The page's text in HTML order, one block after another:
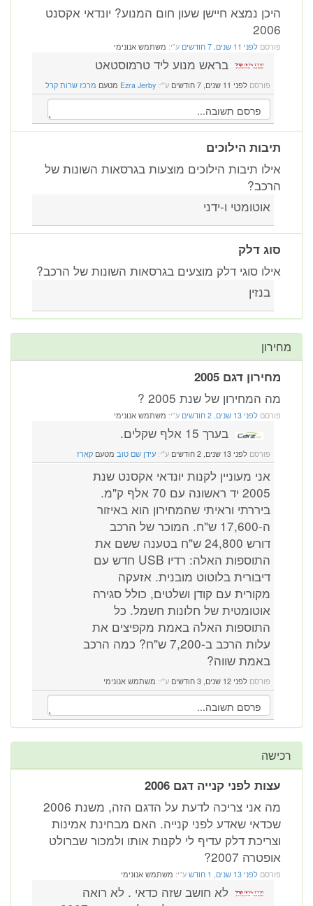
היכן נמצא חיישן שעון חום המנוע? יונדאי אקסנט
2006
פורסם לפני 11 שנים, 7 חודשים ע"י: משתמש אנונימי
בראש מנוע ליד טרמוסטאט
פורסם לפני 11 שנים, 7 חודשים ע"י: Ezra Jerby מטעם מרכז שרות קרל
תיבות הילוכים
אילו תיבות הילוכים מוצעות בגרסאות השונות של
הרכב?
אוטומטי ו-ידני
סוג דלק
אילו סוגי דלק מוצעים בגרסאות השונות של הרכב?
בנזין
מחירון
מחירון דגם 2005
מה המחירון של שנת 2005 ?
פורסם לפני 13 שנים, 2 חודשים ע"י: משתמש אנונימי
בערך 15 אלף שקלים.
פורסם לפני 13 שנים, 2 חודשים ע"י: עידן שם טוב מטעם קארז
אני מעוניין לקנות יונדאי אקסנט שנת
2005 יד ראשונה עם 70 אלף ק"מ.
ביררתי וראיתי שהמחירון הוא באיזור
ה-17,600 ש"ח. המוכר של הרכב
דורש 24,800 ש"ח בטענה ששם את
התוספות האלה: רדיו USB חדש עם
דיבורית בלוטוט מובנית. אזעקה
מקורית עם קודן ושלטים, כולל סגירה
אוטומטית של חלונות חשמל. כל
התוספות האלה באמת מקפיצים את
עלות הרכב ב-7,200 ש"ח? כמה הרכב
באמת שווה?
פורסם לפני 12 שנים, 3 חודשים ע"י: משתמש אנונימי
רכישה
עצות לפני קנייה דגם 2006
מה אני צריכה לדעת על הדגם הזה, משנת 2006
שכדאי שאדע לפני קנייה. האם מבחינת אמינות
וצריכת דלק עדיף לי לקנות אותו ולמכור שברולט
אופטרה 2007?
פורסם לפני 13 שנים, 1 חודש ע"י: משתמש אנונימי
לא חושב שזה כדאי . לא רואה